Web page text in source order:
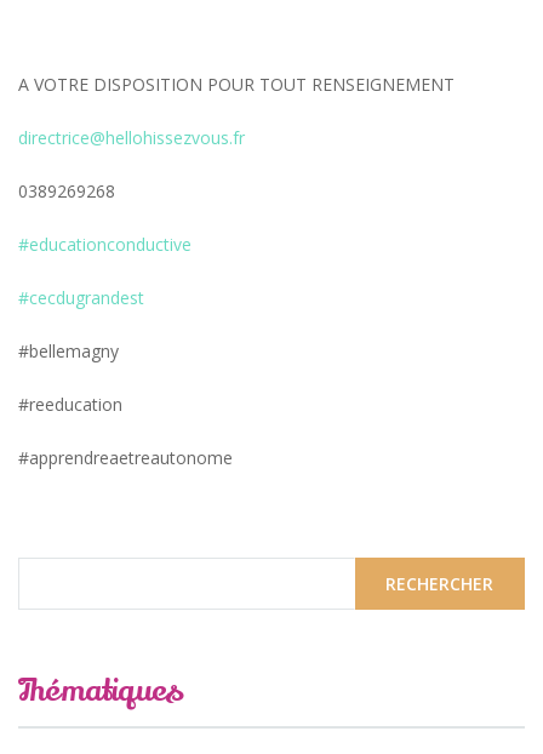
A VOTRE DISPOSITION POUR TOUT RENSEIGNEMENT
directrice@hellohissezvous.fr
0389269268
#educationconductive
#cecdugrandest
#bellemagny
#reeducation
#apprendreaetreautonome
Thématiques